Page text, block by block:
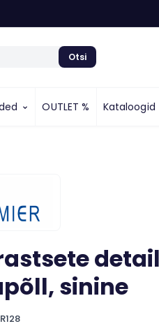
Otsi
OUTLET % Kataloogid
sinine